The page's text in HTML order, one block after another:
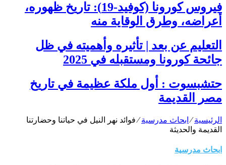
فيروس كورونا (كوفيد-19): تاريخ ظهوره،
أعراضه، وطرق الوقاية منه
التعليم عن بعد | تأثيره وأهميته في ظل
جائحة كورونا ومستقبله في 2025
حتشبسوت : أول ملكة عظيمة في تاريخ
مصر القديمة
الرئيسية⁄ ابحاث مدرسية⁄فوائد نهر النيل في حياتنا وحضارتنا
القديمة والحديثة
ابحاث مدرسية